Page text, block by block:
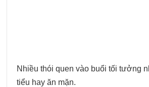
Nhiều thói quen vào buổi tối tưởng
tiểu hay ăn mặn.